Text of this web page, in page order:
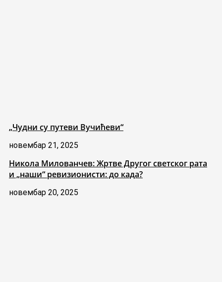
„Чудни су путеви Вучићеви“
новембар 21, 2025
Никола Милованчев: Жртве Другог светског рата
и „наши“ ревизионисти: до када?
новембар 20, 2025